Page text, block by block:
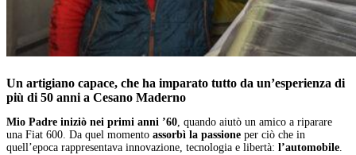
Un artigiano capace, che ha imparato tutto da un’esperienza di
più di 50 anni a Cesano Maderno
Mio Padre iniziò nei primi anni ’60, quando aiutò un amico a riparare
una Fiat 600. Da quel momento assorbì la passione per ciò che in
quell’epoca rappresentava innovazione, tecnologia e libertà: l’automobile.